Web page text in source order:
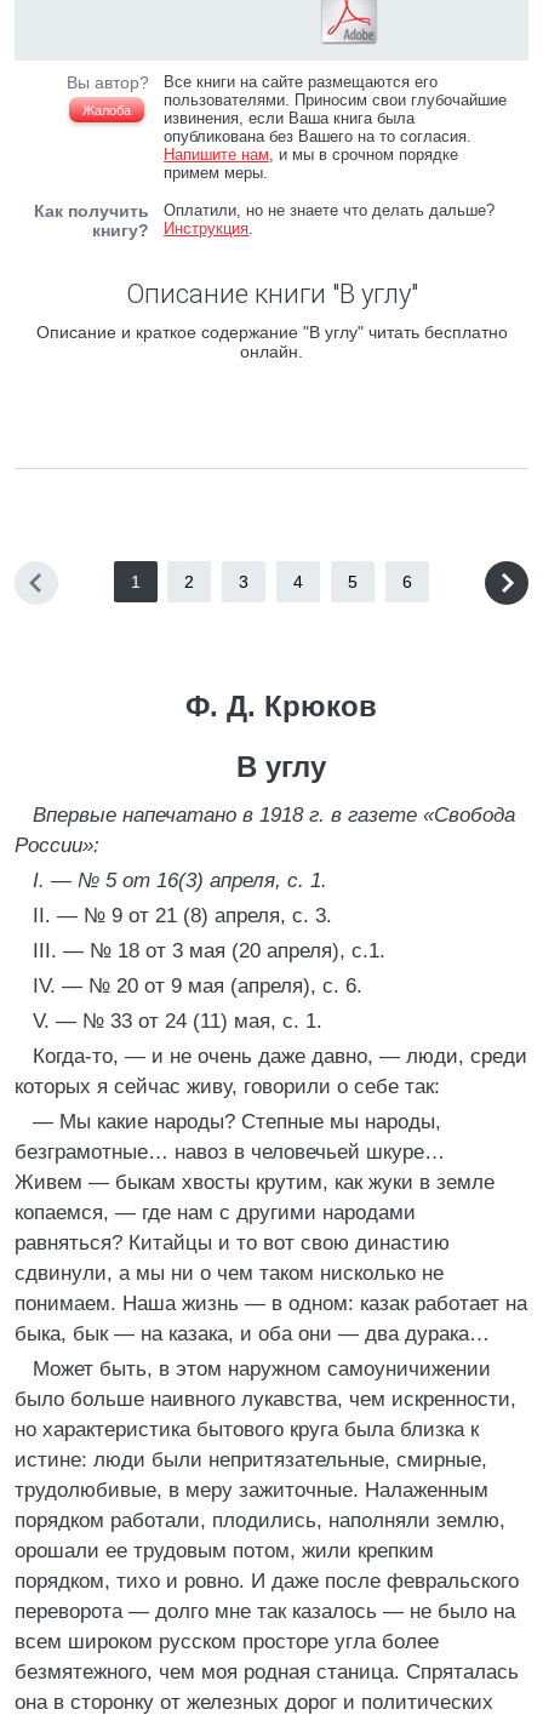
Вы автор?
Жалоба
Все книги на сайте размещаются его
пользователями. Приносим свои глубочайшие
извинения, если Ваша книга была
опубликована без Вашего на то согласия.
Напишите нам, и мы в срочном порядке
примем меры.
Как получить
книгу?
Оплатили, но не знаете что делать дальше?
Инструкция.
Описание книги "В углу"
Описание и краткое содержание "В углу" читать бесплатно
онлайн.
1 2 3 4 5 6
Ф. Д. Крюков
В углу
Впервые напечатано в 1918 г. в газете «Свобода
России»:
I. — № 5 от 16(3) апреля, с. 1.
II. — № 9 от 21 (8) апреля, с. 3.
III. — № 18 от 3 мая (20 апреля), с.1.
IV. — № 20 от 9 мая (апреля), с. 6.
V. — № 33 от 24 (11) мая, с. 1.
Когда-то, — и не очень даже давно, — люди, среди
которых я сейчас живу, говорили о себе так:
— Мы какие народы? Степные мы народы,
безграмотные… навоз в человечьей шкуре…
Живем — быкам хвосты крутим, как жуки в земле
копаемся, — где нам с другими народами
равняться? Китайцы и то вот свою династию
сдвинули, а мы ни о чем таком нисколько не
понимаем. Наша жизнь — в одном: казак работает на
быка, бык — на казака, и оба они — два дурака…
Может быть, в этом наружном самоуничижении
было больше наивного лукавства, чем искренности,
но характеристика бытового круга была близка к
истине: люди были непритязательные, смирные,
трудолюбивые, в меру зажиточные. Налаженным
порядком работали, плодились, наполняли землю,
орошали ее трудовым потом, жили крепким
порядком, тихо и ровно. И даже после февральского
переворота — долго мне так казалось — не было на
всем широком русском просторе угла более
безмятежного, чем моя родная станица. Спряталась
она в сторонку от железных дорог и политических